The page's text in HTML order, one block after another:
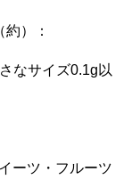
）：
なサイズ0.1g以
ーツ・フルーツ